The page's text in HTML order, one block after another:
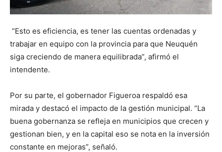
“Esto es eficiencia, es tener las cuentas ordenadas y
trabajar en equipo con la provincia para que Neuquén
siga creciendo de manera equilibrada”, afirmó el
intendente.
Por su parte, el gobernador Figueroa respaldó esa
mirada y destacó el impacto de la gestión municipal. “La
buena gobernanza se refleja en municipios que crecen y
gestionan bien, y en la capital eso se nota en la inversión
constante en mejoras”, señaló.